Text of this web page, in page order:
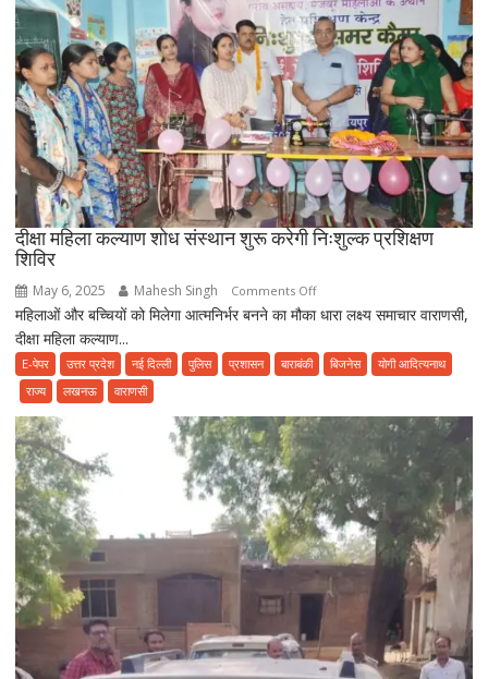
खून
पसीने
की
रकम
दीक्षा महिला कल्याण शोध संस्थान शुरू करेगी निःशुल्क प्रशिक्षण
शिविर
May 6, 2025 Mahesh Singh Comments Offon
दीक्षा
कल्याण
करेगी
निःशुल्क
प्रशिक्षण
शिविर
महिलाओं और बच्चियों को मिलेगा आत्मनिर्भर बनने का मौका धारा लक्ष्य समाचार वाराणसी,
दीक्षा महिला कल्याण...
E-पेपर उत्तर प्रदेश नई दिल्ली पुलिस प्रशासन बाराबंकी बिजनेस
योगी आदित्यनाथ
राज्य
लखनऊ वाराणसी